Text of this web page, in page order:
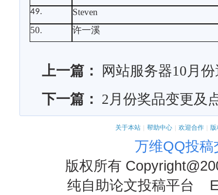
49.
Steven
50.
许一溪
上一篇：
网站服务器10月
下一篇： 2月份奖品变更及
关于本站 | 帮助中心 | 欢迎合作 |
万维QQ投稿
版权所有
纯自助论文投稿平台